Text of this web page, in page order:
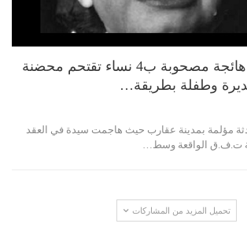
صفاقس : امرأة هائجة مصحوبة ب4 نساء تقتحم محضنة
وطفلة بطريقة…
مؤلمة بمدينة عقارب حيث هاجمت سيدة في العقد
ت.ف.ق الواقعة وسط…
تحميل المزيد من المشاركات